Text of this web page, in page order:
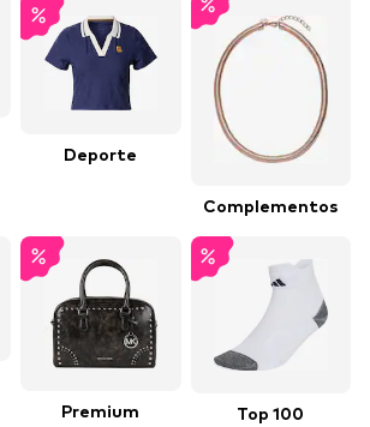
Deporte
Complementos
Premium
Top 100